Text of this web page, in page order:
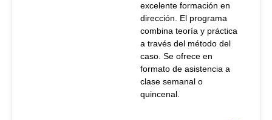
excelente formación en
dirección. El programa
combina teoría y práctica
a través del método del
caso. Se ofrece en
formato de asistencia a
clase semanal o
quincenal.